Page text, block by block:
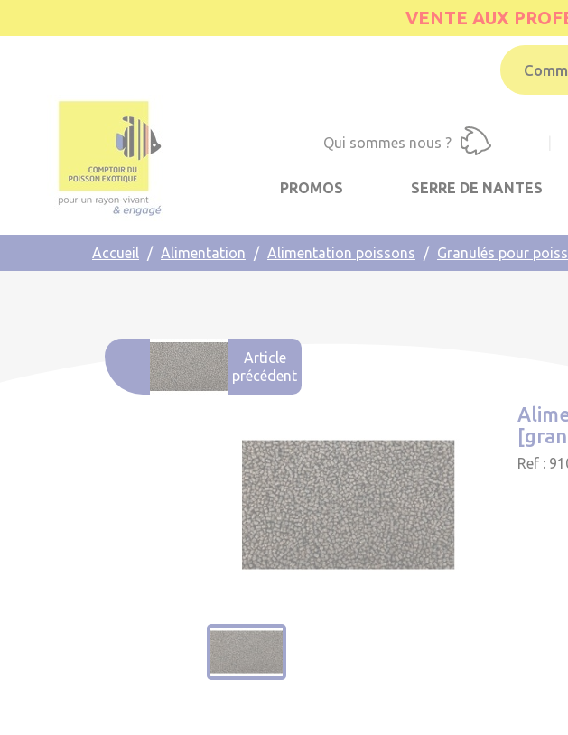
VENTE AUX
Qui sommes nous ?
PROMOS SERRE DE NANTES
Accueil Alimentation Alimentation poissons Granulés pour
Article
précédent
Ref :